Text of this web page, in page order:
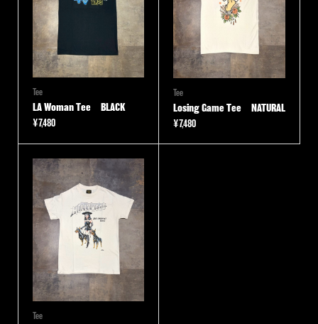
Tee
LA Woman Tee BLACK
¥7,480
Tee
Losing Game Tee NATURAL
¥7,480
Tee